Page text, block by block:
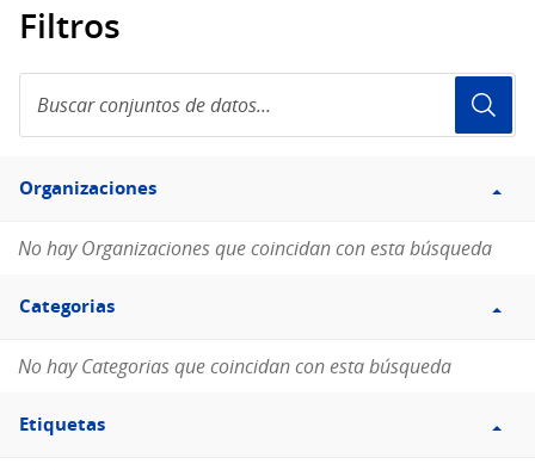
Filtros
conjuntos
de
Filtro
Organizaciones
Organizaciones
No hay Organizaciones que coincidan con esta búsqueda
Filtro
Categorias
Categorias
No hay Categorias que coincidan con esta búsqueda
Filtro
Etiquetas
Etiquetas